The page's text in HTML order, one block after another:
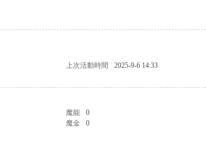
上次活動時間
2025-9-6 14:33
魔能
0
魔金 0